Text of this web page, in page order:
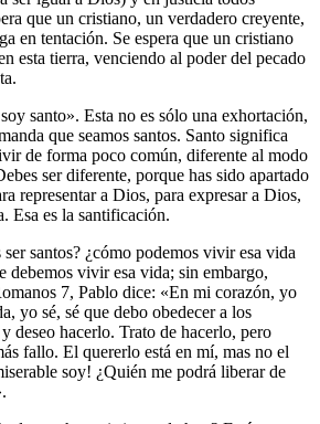
que un cristiano, un verdadero creyente,
en tentación. Se espera que un cristiano
esta tierra, venciendo al poder del pecado
santo». Esta no es sólo una exhortación,
que seamos santos. Santo significa
de forma poco común, diferente al modo
ser diferente, porque has sido apartado
representar a Dios, para expresar a Dios,
Esa es la santificación.
santos? ¿cómo podemos vivir esa vida
debemos vivir esa vida; sin embargo,
7, Pablo dice: «En mi corazón, yo
yo sé, sé que debo obedecer a los
deseo hacerlo. Trato de hacerlo, pero
fallo. El quererlo está en mí, mas no el
soy! ¿Quién me podrá liberar de